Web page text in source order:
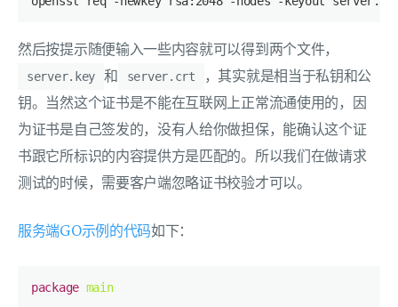
然后按提示随便输入一些内容就可以得到两个文件，
server.key 和 server.crt
，其实就是相当于私钥和公
钥。当然这个证书是不能在互联网上正常流通使用的，因
为证书是自己签发的，没有人给你做担保，能确认这个证
书跟它所标识的内容提供方是匹配的。所以我们在做请求
测试的时候，需要客户端忽略证书校验才可以。
服务端GO示例的代码如下：
package main